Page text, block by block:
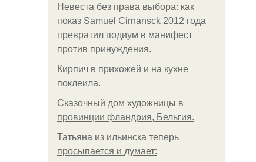
Невеста без права выбора: как
показ Samuel Cirnansck 2012 года
превратил подиум в манифест
против принуждения.
Кирпич в прихожей и на кухне
поклеила.
Сказочный дом художницы в
провинции фландрия, Бельгия.
Татьяна из ильинска теперь
просыпается и думает: